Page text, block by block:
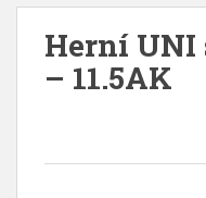
Herní UNI
– 11.5AK